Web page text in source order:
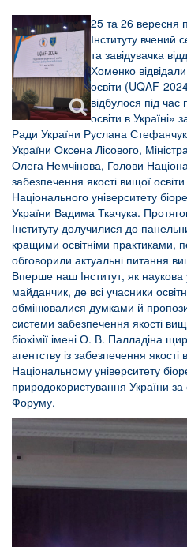
25 та 26 вересня
Інституту вчений
та завідувачка
Хоменко
освіти (UQAF-
відбулося під
освіти в Україні»
Ради України Руслана
України Оксена Лісового,
Олега Немчінова, Голови
забезпечення якості вищої
Національного університету
України Вадима Ткачука.
Інституту долучилися до
кращими освітніми практиками,
обговорили актуальні питання
Вперше наш Інститут, як наукова
майданчик, де всі учасники
обмінювалися думками й
системи забезпечення якості
біохімії імені О. В. Палладіна
агентству із забезпечення якості
Національному університету
природокористування України
Форуму.